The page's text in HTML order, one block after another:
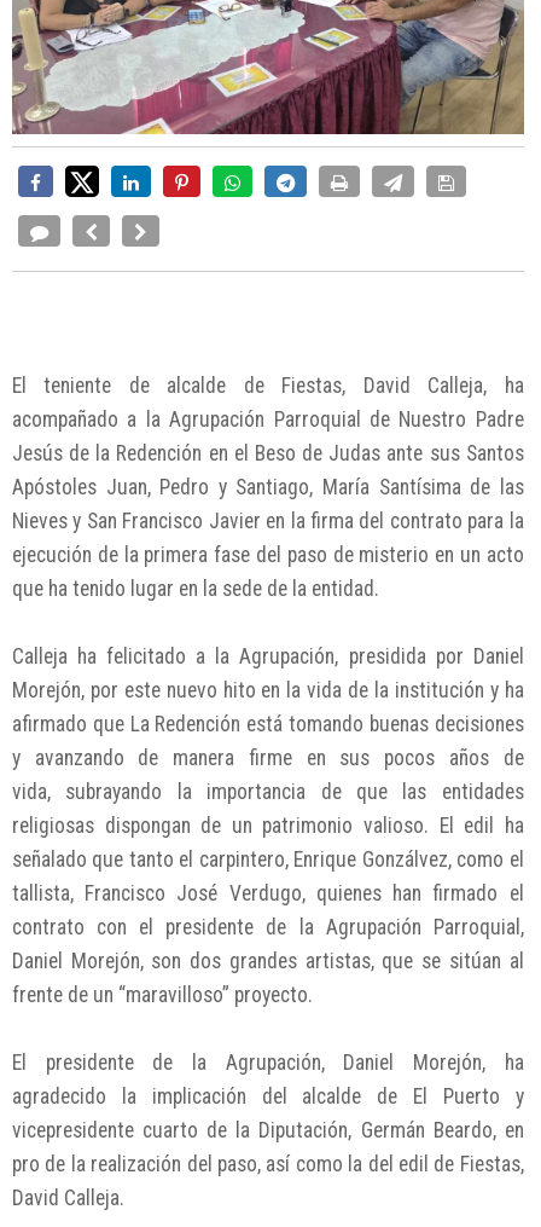
El teniente de alcalde de Fiestas, David Calleja, ha
acompañado a la Agrupación Parroquial de Nuestro Padre
Jesús de la Redención en el Beso de Judas ante sus Santos
Apóstoles Juan, Pedro y Santiago, María Santísima de las
Nieves y San Francisco Javier en la firma del contrato para la
ejecución de la primera fase del paso de misterio en un acto
que ha tenido lugar en la sede de la entidad.
Calleja ha felicitado a la Agrupación, presidida por Daniel
Morejón, por este nuevo hito en la vida de la institución y ha
afirmado que La Redención está tomando buenas decisiones
y avanzando de manera firme en sus pocos años de
vida, subrayando la importancia de que las entidades
religiosas dispongan de un patrimonio valioso. El edil ha
señalado que tanto el carpintero, Enrique Gonzálvez, como el
tallista, Francisco José Verdugo, quienes han firmado el
contrato con el presidente de la Agrupación Parroquial,
Daniel Morejón, son dos grandes artistas, que se sitúan al
frente de un “maravilloso” proyecto.
El presidente de la Agrupación, Daniel Morejón, ha
agradecido la implicación del alcalde de El Puerto y
vicepresidente cuarto de la Diputación, Germán Beardo, en
pro de la realización del paso, así como la del edil de Fiestas,
David Calleja.